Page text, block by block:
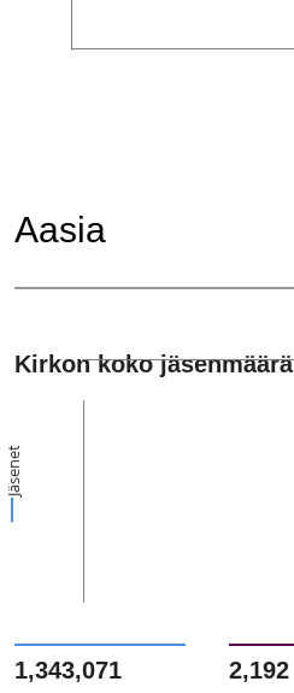
Aasia
Kirkon koko jäsenmäärä
Jäsenet
1,343,071 2,192